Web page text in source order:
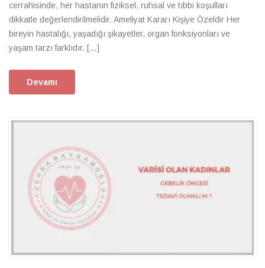
cerrahisinde, her hastanın fiziksel, ruhsal ve tıbbi koşulları
dikkatle değerlendirilmelidir. Ameliyat Kararı Kişiye Özeldir Her
bireyin hastalığı, yaşadığı şikayetler, organ fonksiyonları ve
yaşam tarzı farklıdır. […]
Devamı